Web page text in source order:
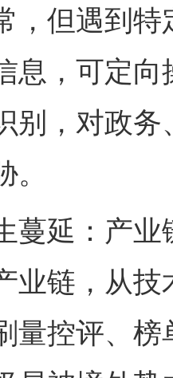
，但遇到
息，可定
别，对政
：产业链
业链，从
量控评、